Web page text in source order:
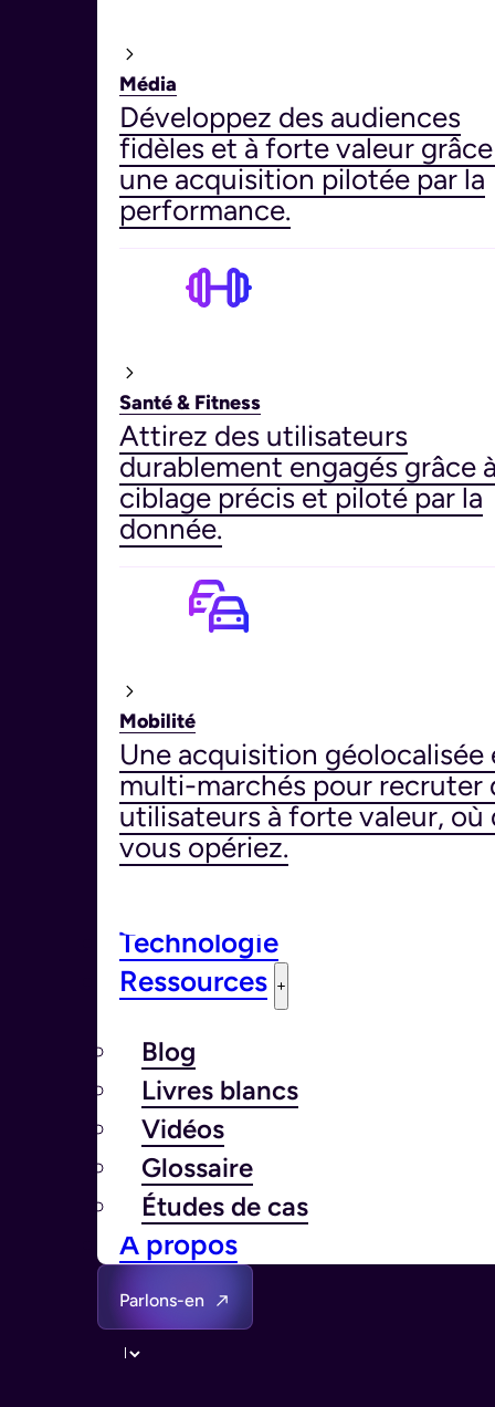
Média
Développez des audiences
fidèles et à forte valeur
une acquisition pilotée par la
performance.
Santé & Fitness
Attirez des utilisateurs
durablement engagés grâce
ciblage précis et piloté par la
donnée.
Mobilité
Une acquisition géolocalisée
multi-marchés pour recruter
utilisateurs à forte valeur, où
vous opériez.
Technologie
Ressources
Blog
Livres blancs
Vidéos
Glossaire
Études de cas
À propos
Parlons-en
Langue￰